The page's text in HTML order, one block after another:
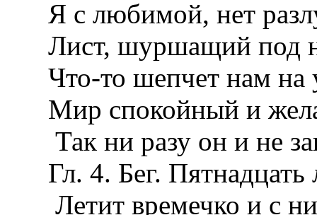
Я с любимой, нет
Лист, шуршащий под
Что-то шепчет нам на
Мир спокойный и
Так ни разу он и не
Гл. 4. Бег. Пятнадцать
Летит времечко и с